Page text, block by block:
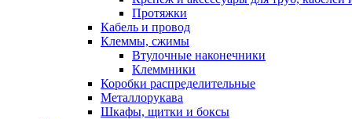
Протяжки
Кабель и провод
Клеммы, сжимы
Втулочные наконечники
Клеммники
Коробки распределительные
Металлорукава
Шкафы, щитки и боксы